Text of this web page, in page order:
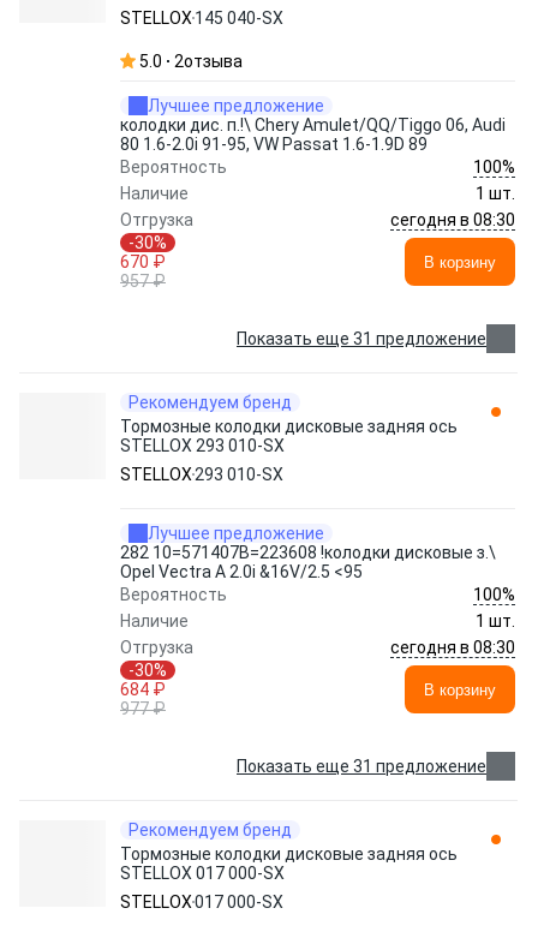
STELLOX 145 040-SX
5.0 2отзыва
Лучшее предложение
колодки дис. п.!\ Chery Amulet/QQ/Tiggo 06, Audi
80 1.6-2.0i 91-95, VW Passat 1.6-1.9D 89
Вероятность
100%
Наличие
1 шт.
Отгрузка
сегодня в 08:30
-30%
670 ₽
957 ₽
В корзину
Показать еще 31 предложение
Рекомендуем бренд
Тормозные колодки дисковые задняя ось
STELLOX 293 010-SX
STELLOX 293 010-SX
Лучшее предложение
282 10=571407B=223608 !колодки дисковые з.\
Opel Vectra A 2.0i &16V/2.5 <95
Вероятность
100%
Наличие
1 шт.
Отгрузка
сегодня в 08:30
-30%
684 ₽
977 ₽
В корзину
Показать еще 31 предложение
Рекомендуем бренд
Тормозные колодки дисковые задняя ось
STELLOX 017 000-SX
STELLOX017 000-SX